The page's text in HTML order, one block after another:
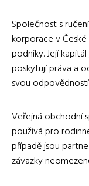
Společnost s
korporace v
podniky. Její
poskytují práva a
svou
Veřejná obchodní
používá pro
případě jsou
závazky